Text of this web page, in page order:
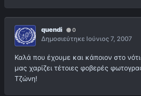
quendi 0
Δημοσιεύτηκε Ιούνιος 7, 2007
Καλά που έχουμε και κάποιον στο
μας χαρίζει τέτοιες φοβερές
Τζώνη!